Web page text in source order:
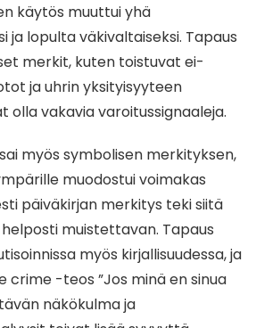
käytös muuttui yhä
ja lopulta väkivaltaiseksi. Tapaus
merkit, kuten toistuvat ei-
ja uhrin yksityisyyteen
olla vakavia varoitussignaaleja.
myös symbolisen merkityksen,
muodostui voimakas
päiväkirjan merkitys teki siitä
muistettavan. Tapaus
myös kirjallisuudessa, ja
crime -teos ”Jos minä en sinua
näkökulma ja